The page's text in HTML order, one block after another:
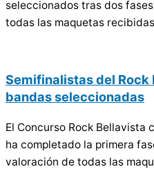
seleccionados tras dos
todas las maquetas
Semifinalistas del Rock
bandas seleccionadas
El Concurso Rock Bellavista
ha completado la primera
valoración de todas las